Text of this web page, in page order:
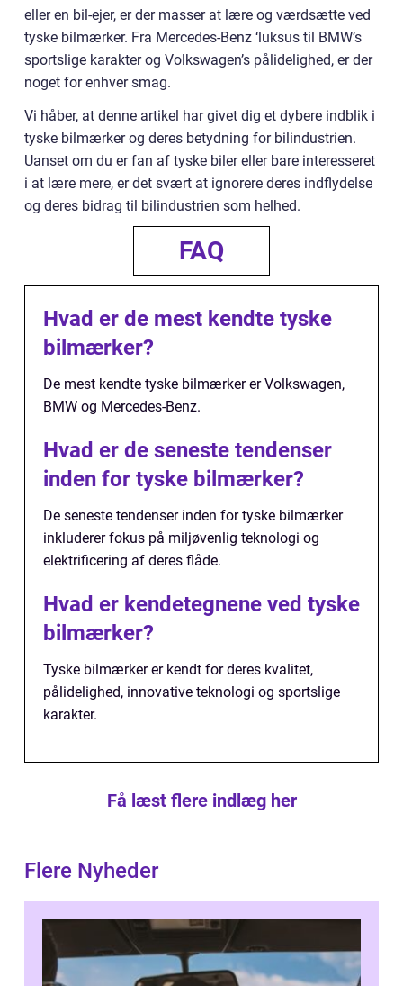
eller en bil-ejer, er der masser at lære og værdsætte ved
tyske bilmærker. Fra Mercedes-Benz ‘luksus til BMW’s
sportslige karakter og Volkswagen’s pålidelighed, er der
noget for enhver smag.
Vi håber, at denne artikel har givet dig et dybere indblik i
tyske bilmærker og deres betydning for bilindustrien.
Uanset om du er fan af tyske biler eller bare interesseret
i at lære mere, er det svært at ignorere deres indflydelse
og deres bidrag til bilindustrien som helhed.
FAQ
Hvad er de mest kendte tyske
bilmærker?
De mest kendte tyske bilmærker er Volkswagen,
BMW og Mercedes-Benz.
Hvad er de seneste tendenser
inden for tyske bilmærker?
De seneste tendenser inden for tyske bilmærker
inkluderer fokus på miljøvenlig teknologi og
elektrificering af deres flåde.
Hvad er kendetegnene ved tyske
bilmærker?
Tyske bilmærker er kendt for deres kvalitet,
pålidelighed, innovative teknologi og sportslige
karakter.
Få læst flere indlæg her
Flere Nyheder